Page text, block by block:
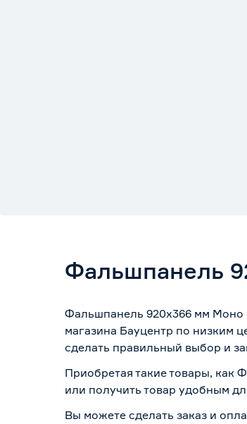
Фальшпанель
Фальшпанель 920х366 мм Моно
магазина Бауцентр по низким
сделать правильный выбор и
Приобретая такие товары, как
или получить товар удобным
Вы можете сделать заказ и